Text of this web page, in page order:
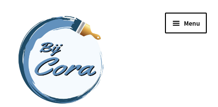
naar
navigatie
inhoud
Menu